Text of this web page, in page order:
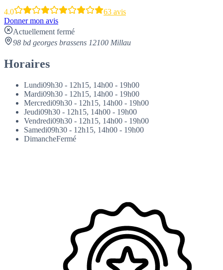
4.0
63 avis
Donner mon avis
Actuellement fermé
98 bd georges brassens 12100 Millau
Horaires
Lundi09h30 - 12h15, 14h00 - 19h00
Mardi09h30 - 12h15, 14h00 - 19h00
Mercredi09h30 - 12h15, 14h00 - 19h00
Jeudi09h30 - 12h15, 14h00 - 19h00
Vendredi09h30 - 12h15, 14h00 - 19h00
Samedi09h30 - 12h15, 14h00 - 19h00
DimancheFermé